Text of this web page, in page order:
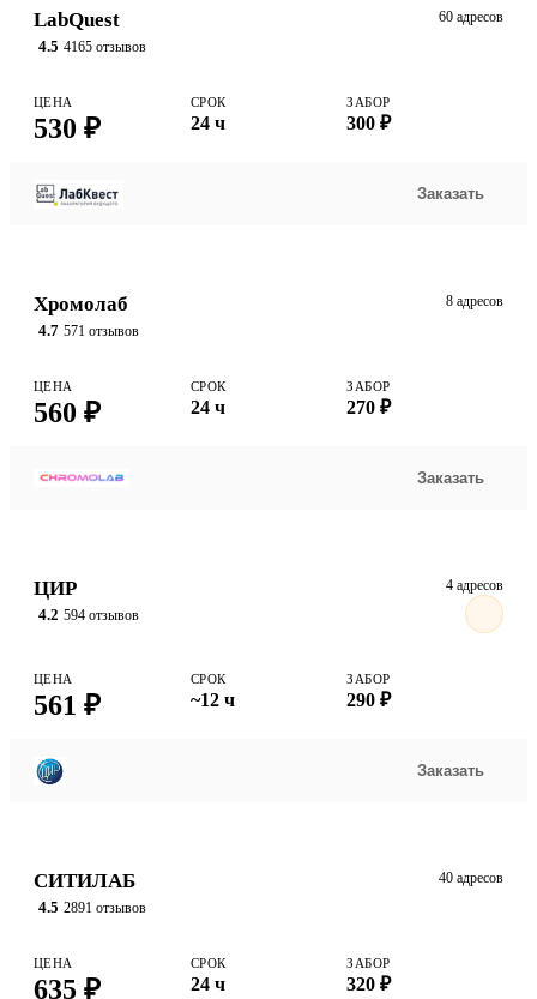
LabQuest
4.5 4165 отзывов
60 адресов
ЦЕНА
530 ₽
СРОК
24 ч
ЗАБОР
300 ₽
Заказать
Хромолаб
4.7 571 отзывов
8 адресов
ЦЕНА
560 ₽
СРОК
24 ч
ЗАБОР
270 ₽
Заказать
ЦИР
4.2 594 отзывов
4 адресов
ЦЕНА
561 ₽
СРОК
~12 ч
ЗАБОР
290 ₽
Заказать
СИТИЛАБ
4.5 2891 отзывов
40 адресов
ЦЕНА
635 ₽
СРОК
24 ч
ЗАБОР
320 ₽